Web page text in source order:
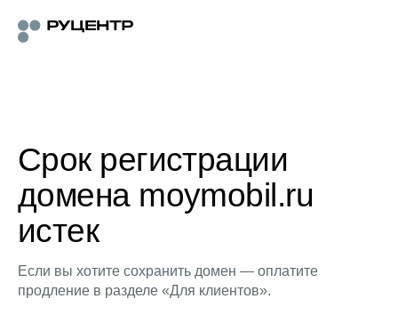
Срок регистрации
домена moymobil.ru
истек
Если вы хотите сохранить домен — оплатите
продление в разделе «Для клиентов».